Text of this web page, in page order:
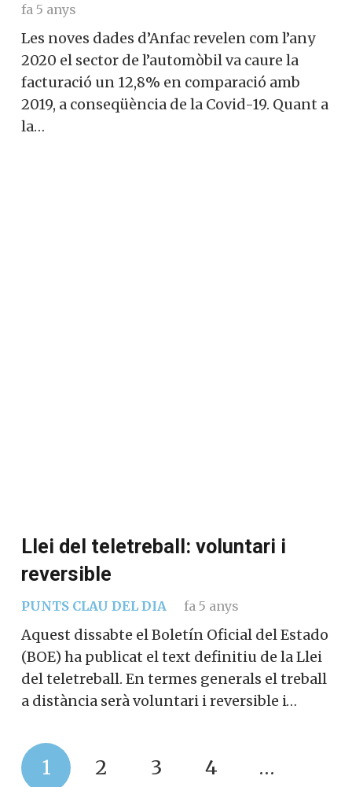
fa 5 anys
Les noves dades d’Anfac revelen com l’any
2020 el sector de l’automòbil va caure la
facturació un 12,8% en comparació amb
2019, a conseqüència de la Covid-19. Quant a
la…
(BOE) ha publicat el text definitiu de la Llei
del teletreball. En termes generals el treball
1 2 3 4 …